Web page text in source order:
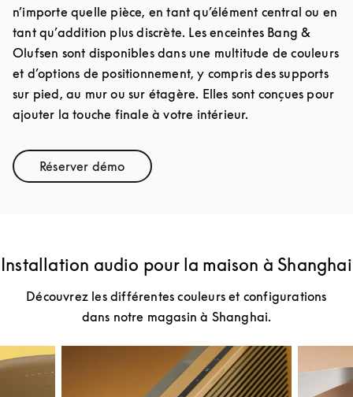
n’importe quelle pièce, en tant qu’élément central ou en
tant qu’addition plus discrète. Les enceintes Bang &
Olufsen sont disponibles dans une multitude de couleurs
et d’options de positionnement, y compris des supports
sur pied, au mur ou sur étagère. Elles sont conçues pour
ajouter la touche finale à votre intérieur.
Réserver démoLink Opens in New Tab
Installation audio pour la maison à Shanghai
Découvrez les différentes couleurs et configurations
dans notre magasin à Shanghai.